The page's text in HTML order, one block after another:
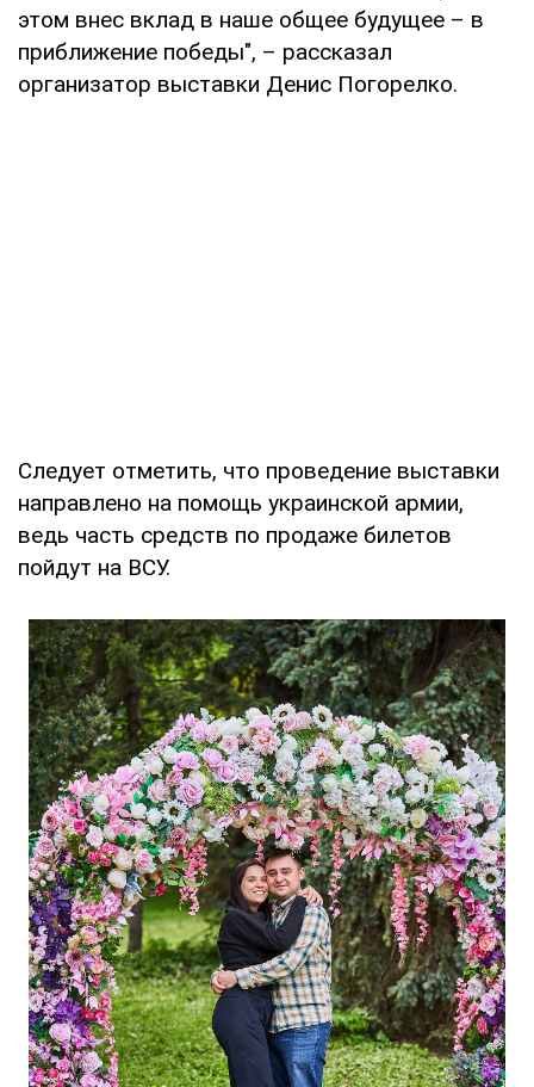
этом внес вклад в наше общее будущее – в
приближение победы", – рассказал
организатор выставки Денис Погорелко.
Следует отметить, что проведение выставки
направлено на помощь украинской армии,
ведь часть средств по продаже билетов
пойдут на ВСУ.